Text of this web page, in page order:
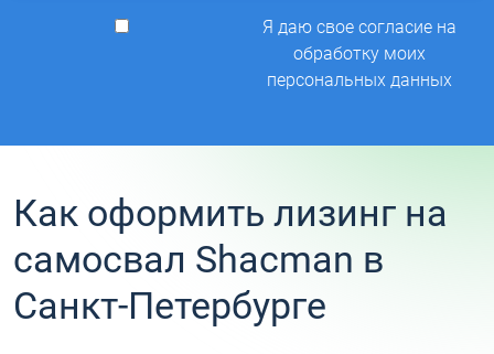
Я даю свое согласие на
обработку моих
персональных данных
Как оформить лизинг на
самосвал Shacman в
Санкт-Петербурге